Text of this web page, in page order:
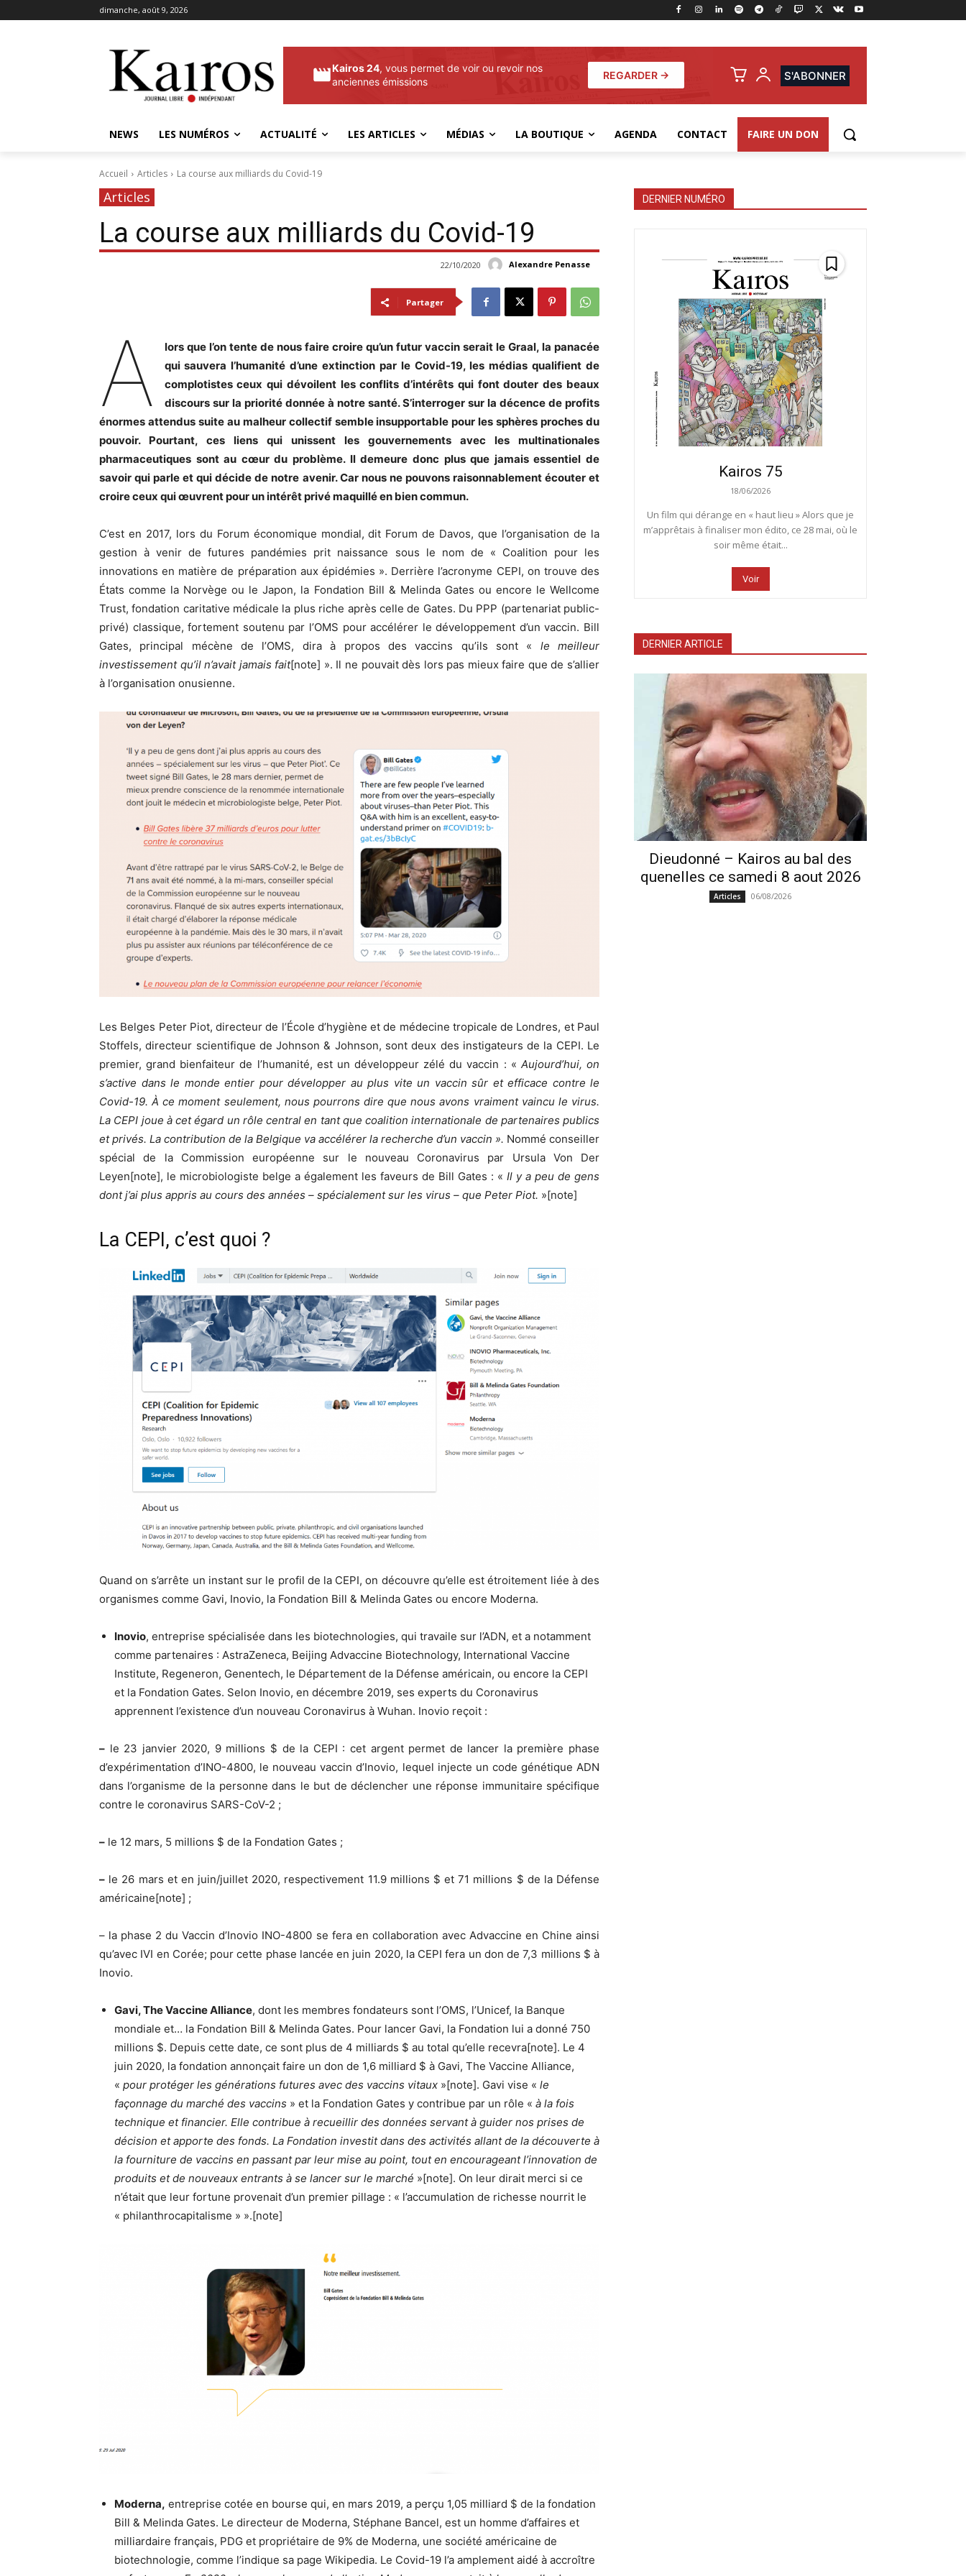
dimanche, août 9, 2026
Kairos 24, vous permet de voir ou revoir nos
anciennes émissions
REGARDER → S'ABONNER
NEWS LES NUMÉROS ACTUALITÉ LES ARTICLES MÉDIAS LA BOUTIQUE AGENDA CONTACT FAIRE UN DON
Accueil Articles La course aux milliards du Covid-19
Articles
La course aux milliards du Covid-19
Alexandre Penasse
22/10/2020
Partager
A
lors que l’on tente de nous faire croire qu’un futur vaccin serait le Graal, la panacée
qui sauvera l’humanité d’une extinction par le Covid-19, les médias qualifient de
complotistes ceux qui dévoilent les conflits d’intérêts qui font douter des beaux
discours sur la priorité donnée à notre santé. S’interroger sur la décence de profits
énormes attendus suite au malheur collectif semble insupportable pour les sphères proches du
pouvoir. Pourtant, ces liens qui unissent les gouvernements avec les multinationales
pharmaceutiques sont au cœur du problème. Il demeure donc plus que jamais essentiel de
savoir qui parle et qui décide de notre avenir. Car nous ne pouvons raisonnablement écouter et
croire ceux qui œuvrent pour un intérêt privé maquillé en bien commun.
C’est en 2017, lors du Forum économique mondial, dit Forum de Davos, que l’organisation de la
gestion à venir de futures pandémies prit naissance sous le nom de « Coalition pour les
innovations en matière de préparation aux épidémies ». Derrière l’acronyme CEPI, on trouve des
États comme la Norvège ou le Japon, la Fondation Bill & Melinda Gates ou encore le Wellcome
Trust, fondation caritative médicale la plus riche après celle de Gates. Du PPP (partenariat public-
privé) classique, fortement soutenu par l’OMS pour accélérer le développement d’un vaccin. Bill
Gates, principal mécène de l’OMS, dira à propos des vaccins qu’ils sont « le meilleur
investissement qu’il n’avait jamais fait[note] ». Il ne pouvait dès lors pas mieux faire que de s’allier
à l’organisation onusienne.
Les Belges Peter Piot, directeur de l’École d’hygiène et de médecine tropicale de Londres, et Paul
Stoffels, directeur scientifique de Johnson & Johnson, sont deux des instigateurs de la CEPI. Le
premier, grand bienfaiteur de l’humanité, est un développeur zélé du vaccin : « Aujourd’hui, on
s’active dans le monde entier pour développer au plus vite un vaccin sûr et efficace contre le
Covid-19. À ce moment seulement, nous pourrons dire que nous avons vraiment vaincu le virus.
La CEPI joue à cet égard un rôle central en tant que coalition internationale de partenaires publics
et privés. La contribution de la Belgique va accélérer la recherche d’un vaccin ». Nommé conseiller
spécial de la Commission européenne sur le nouveau Coronavirus par Ursula Von Der
Leyen[note], le microbiologiste belge a également les faveurs de Bill Gates : « Il y a peu de gens
dont j’ai plus appris au cours des années – spécialement sur les virus – que Peter Piot. »[note]
La CEPI, c’est quoi ?
Quand on s’arrête un instant sur le profil de la CEPI, on découvre qu’elle est étroitement liée à des
organismes comme Gavi, Inovio, la Fondation Bill & Melinda Gates ou encore Moderna.
Inovio, entreprise spécialisée dans les biotechnologies, qui travaile sur l’ADN, et a notamment
comme partenaires : AstraZeneca, Beijing Advaccine Biotechnology, International Vaccine
Institute, Regeneron, Genentech, le Département de la Défense américain, ou encore la CEPI
et la Fondation Gates. Selon Inovio, en décembre 2019, ses experts du Coronavirus
apprennent l’existence d’un nouveau Coronavirus à Wuhan. Inovio reçoit :
– le 23 janvier 2020, 9 millions $ de la CEPI : cet argent permet de lancer la première phase
d’expérimentation d’INO-4800, le nouveau vaccin d’Inovio, lequel injecte un code génétique ADN
dans l’organisme de la personne dans le but de déclencher une réponse immunitaire spécifique
contre le coronavirus SARS-CoV-2 ;
– le 12 mars, 5 millions $ de la Fondation Gates ;
– le 26 mars et en juin/juillet 2020, respectivement 11.9 millions $ et 71 millions $ de la Défense
américaine[note] ;
– la phase 2 du Vaccin d’Inovio INO-4800 se fera en collaboration avec Advaccine en Chine ainsi
qu’avec IVI en Corée; pour cette phase lancée en juin 2020, la CEPI fera un don de 7,3 millions $ à
Inovio.
Gavi, The Vaccine Alliance, dont les membres fondateurs sont l’OMS, l’Unicef, la Banque
mondiale et… la Fondation Bill & Melinda Gates. Pour lancer Gavi, la Fondation lui a donné 750
millions $. Depuis cette date, ce sont plus de 4 milliards $ au total qu’elle recevra[note]. Le 4
juin 2020, la fondation annonçait faire un don de 1,6 milliard $ à Gavi, The Vaccine Alliance,
« pour protéger les générations futures avec des vaccins vitaux »[note]. Gavi vise « le
façonnage du marché des vaccins » et la Fondation Gates y contribue par un rôle « à la fois
technique et financier. Elle contribue à recueillir des données servant à guider nos prises de
décision et apporte des fonds. La Fondation investit dans des activités allant de la découverte à
la fourniture de vaccins en passant par leur mise au point, tout en encourageant l’innovation de
produits et de nouveaux entrants à se lancer sur le marché »[note]. On leur dirait merci si ce
n’était que leur fortune provenait d’un premier pillage : « l’accumulation de richesse nourrit le
« philanthrocapitalisme » ».[note]
Moderna, entreprise cotée en bourse qui, en mars 2019, a perçu 1,05 milliard $ de la fondation
Bill & Melinda Gates. Le directeur de Moderna, Stéphane Bancel, est un homme d’affaires et
milliardaire français, PDG et propriétaire de 9% de Moderna, une société américaine de
biotechnologie, comme l’indique sa page Wikipedia. Le Covid-19 l’a amplement aidé à accroître
DERNIER NUMÉRO
Kairos 75
18/06/2026
Un film qui dérange en « haut lieu » Alors que je
m’apprêtais à finaliser mon édito, ce 28 mai, où le
soir même était...
Voir
DERNIER ARTICLE
Dieudonné – Kairos au bal des
quenelles ce samedi 8 aout 2026
Articles 06/08/2026